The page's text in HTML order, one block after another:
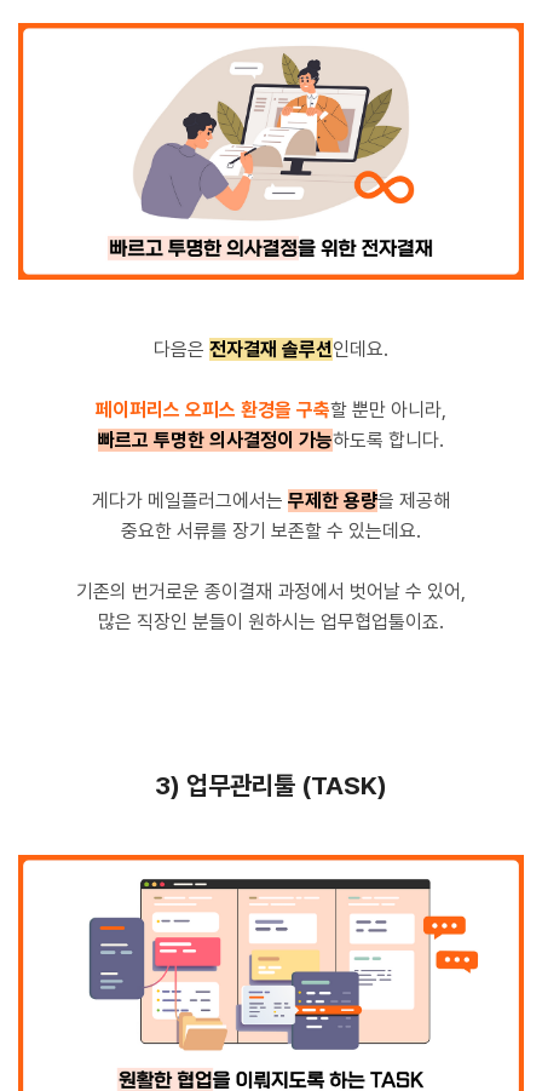
다음은 전자결재 솔루션인데요.
페이퍼리스 오피스 환경을 구축할 뿐만 아니라,
빠르고 투명한 의사결정이 가능하도록 합니다.
게다가 메일플러그에서는 무제한 용량을 제공해
중요한 서류를 장기 보존할 수 있는데요.
기존의 번거로운 종이결재 과정에서 벗어날 수 있어,
많은 직장인 분들이 원하시는 업무협업툴이죠.
3) 업무관리툴 (TASK)